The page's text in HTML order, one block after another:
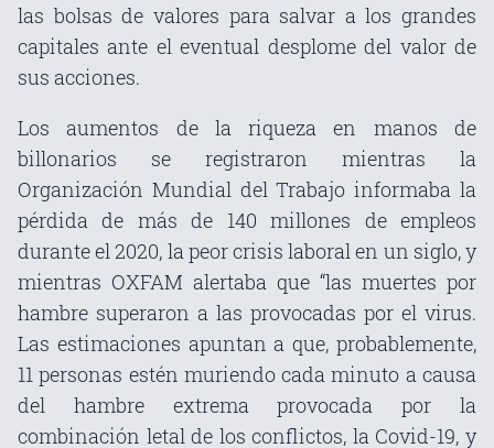
las bolsas de valores para salvar a los grandes
capitales ante el eventual desplome del valor de
sus acciones.
Los aumentos de la riqueza en manos de
billonarios se registraron mientras la
Organización Mundial del Trabajo informaba la
pérdida de más de 140 millones de empleos
durante el 2020, la peor crisis laboral en un siglo, y
mientras OXFAM alertaba que “las muertes por
hambre superaron a las provocadas por el virus.
Las estimaciones apuntan a que, probablemente,
11 personas estén muriendo cada minuto a causa
del hambre extrema provocada por la
combinación letal de los conflictos, la Covid-19, y